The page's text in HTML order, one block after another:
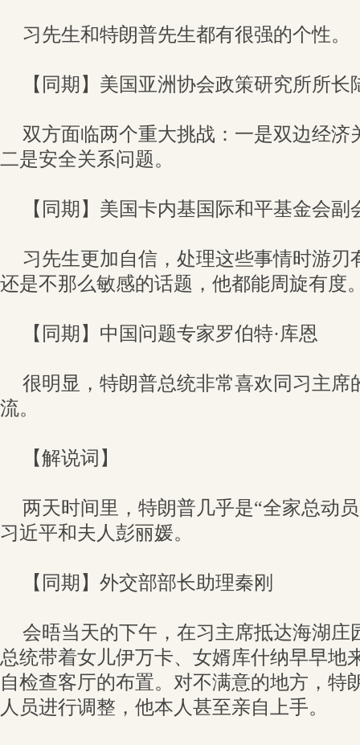
习先生和特朗普先生都有很强的个性。
【同期】美国亚洲协会政策研究所所长
双方面临两个重大挑战：一是双边经济
二是安全关系问题。
【同期】美国卡内基国际和平基金会副
习先生更加自信，处理这些事情时游刃
还是不那么敏感的话题，他都能周旋有度
【同期】中国问题专家罗伯特·库恩
很明显，特朗普总统非常喜欢同习主席
流。
【解说词】
两天时间里，特朗普几乎是“全家总动
习近平和夫人彭丽媛。
【同期】外交部部长助理秦刚
会晤当天的下午，在习主席抵达海湖庄
总统带着女儿伊万卡、女婿库什纳早早地
自检查客厅的布置。对不满意的地方，特
人员进行调整，他本人甚至亲自上手。